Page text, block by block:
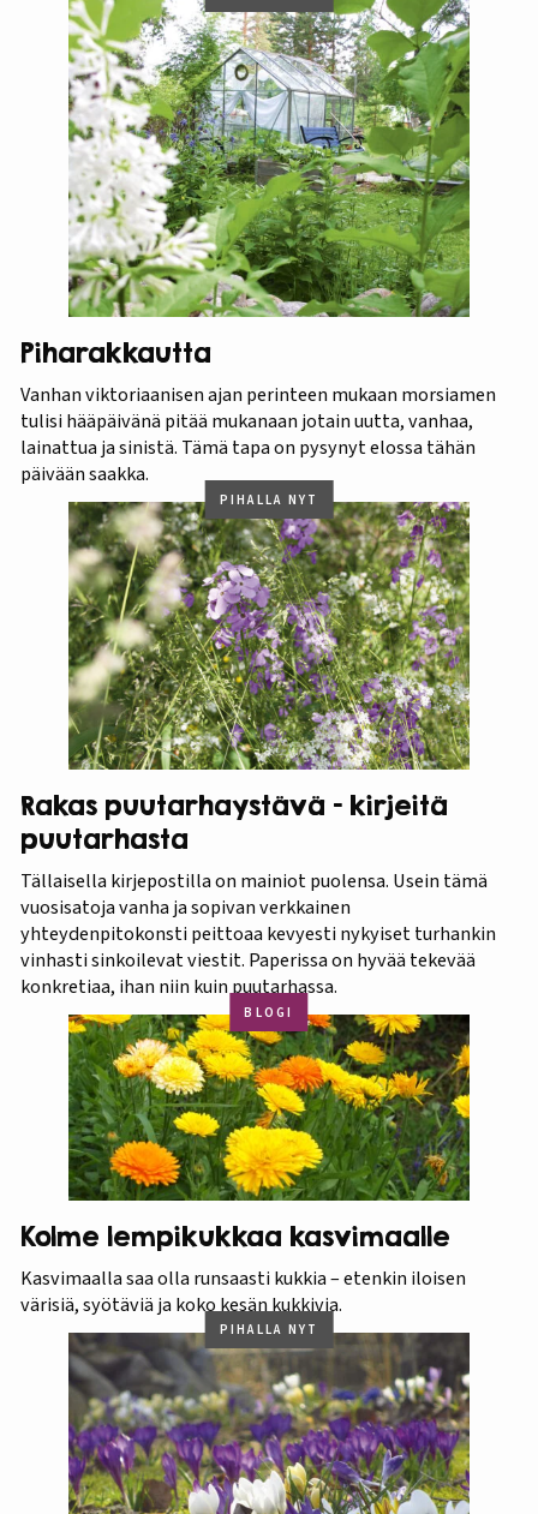
Piharakkautta
Vanhan viktoriaanisen ajan perinteen mukaan morsiamen
tulisi hääpäivänä pitää mukanaan jotain uutta, vanhaa,
lainattua ja sinistä. Tämä tapa on pysynyt elossa tähän
päivään saakka.
PIHALLA NYT
Rakas puutarhaystävä – kirjeitä
puutarhasta
Tällaisella kirjepostilla on mainiot puolensa. Usein tämä
vuosisatoja vanha ja sopivan verkkainen
yhteydenpitokonsti peittoaa kevyesti nykyiset turhankin
vinhasti sinkoilevat viestit. Paperissa on hyvää tekevää
konkretiaa, ihan niin kuin puutarhassa.
BLOGI
Kolme lempikukkaa kasvimaalle
Kasvimaalla saa olla runsaasti kukkia – etenkin iloisen
värisiä, syötäviä ja koko kesän kukkivia.
PIHALLA NYT